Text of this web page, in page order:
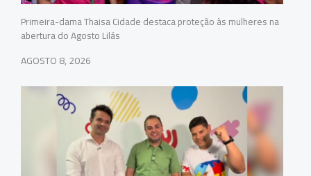
Primeira-dama Thaisa Cidade destaca proteção às mulheres na
abertura do Agosto Lilás
AGOSTO 8, 2026